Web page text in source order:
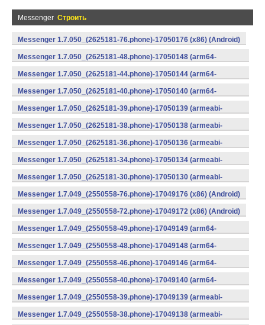
Messenger Строить
Messenger 1.7.050_(2625181-76.phone)-17050176 (x86) (Android)
Messenger 1.7.050_(2625181-48.phone)-17050148 (arm64-
v8a) (Android)
Messenger 1.7.050_(2625181-44.phone)-17050144 (arm64-
v8a) (Android)
Messenger 1.7.050_(2625181-40.phone)-17050140 (arm64-
v8a) (Android)
Messenger 1.7.050_(2625181-39.phone)-17050139 (armeabi-
v7a) (Android)
Messenger 1.7.050_(2625181-38.phone)-17050138 (armeabi-
v7a) (Android)
Messenger 1.7.050_(2625181-36.phone)-17050136 (armeabi-
v7a) (Android)
Messenger 1.7.050_(2625181-34.phone)-17050134 (armeabi-
v7a) (Android)
Messenger 1.7.050_(2625181-30.phone)-17050130 (armeabi-
v7a) (Android)
Messenger 1.7.049_(2550558-76.phone)-17049176 (x86) (Android)
Messenger 1.7.049_(2550558-72.phone)-17049172 (x86) (Android)
Messenger 1.7.049_(2550558-49.phone)-17049149 (arm64-
v8a) (Android)
Messenger 1.7.049_(2550558-48.phone)-17049148 (arm64-
v8a) (Android)
Messenger 1.7.049_(2550558-46.phone)-17049146 (arm64-
v8a) (Android)
Messenger 1.7.049_(2550558-40.phone)-17049140 (arm64-
v8a) (Android)
Messenger 1.7.049_(2550558-39.phone)-17049139 (armeabi-
v7a) (Android)
Messenger 1.7.049_(2550558-38.phone)-17049138 (armeabi-